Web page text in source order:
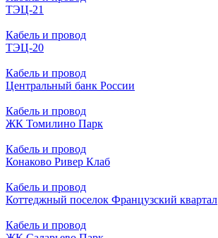
ТЭЦ-21
Кабель и провод
ТЭЦ-20
Кабель и провод
Центральный банк России
Кабель и провод
ЖК Томилино Парк
Кабель и провод
Конаково Ривер Клаб
Кабель и провод
Коттеджный поселок Французский квартал
Кабель и провод